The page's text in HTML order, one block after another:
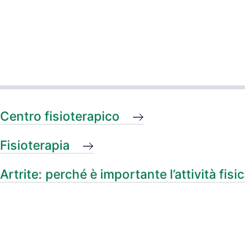
Centro fisioterapico
Fisioterapia
Artrite: perché è importante l’attività